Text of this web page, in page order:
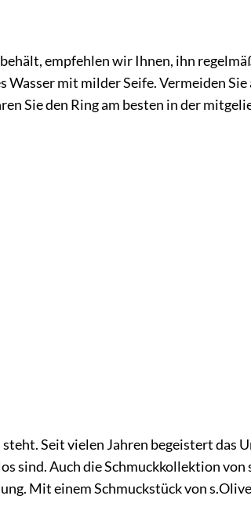
empfehlen wir Ihnen, ihn
mit milder Seife. Vermeiden
Sie den Ring am besten in der
Seit vielen Jahren begeistert das
sind. Auch die Schmuckkollektion
Mit einem Schmuckstück von